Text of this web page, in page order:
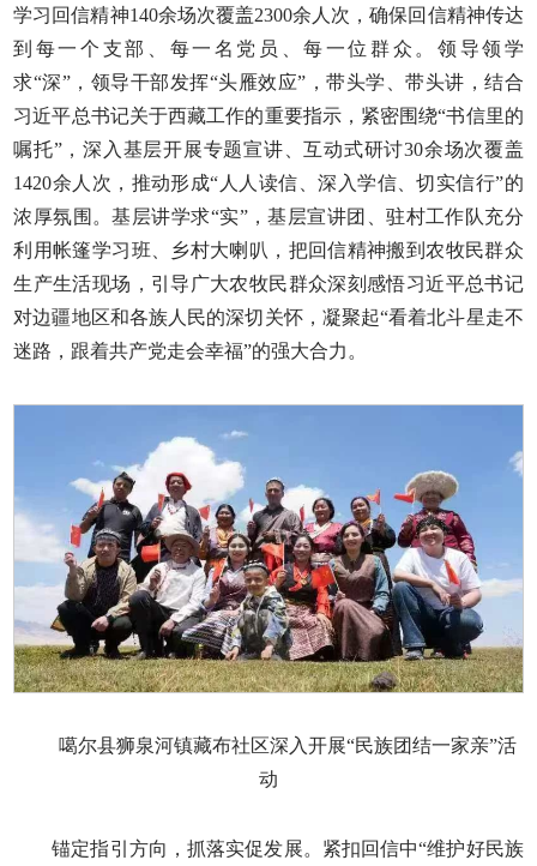
学习回信精神140余场次覆盖2300余人次，确保回信精神传达
到每一个支部、每一名党员、每一位群众。领导领学
求“深”，领导干部发挥“头雁效应”，带头学、带头讲，结合
习近平总书记关于西藏工作的重要指示，紧密围绕“书信里的
嘱托”，深入基层开展专题宣讲、互动式研讨30余场次覆盖
1420余人次，推动形成“人人读信、深入学信、切实信行”的
浓厚氛围。基层讲学求“实”，基层宣讲团、驻村工作队充分
利用帐篷学习班、乡村大喇叭，把回信精神搬到农牧民群众
生产生活现场，引导广大农牧民群众深刻感悟习近平总书记
对边疆地区和各族人民的深切关怀，凝聚起“看着北斗星走不
迷路，跟着共产党走会幸福”的强大合力。
噶尔县狮泉河镇藏布社区深入开展“民族团结一家亲”活
动
锚定指引方向，抓落实促发展。紧扣回信中“维护好民族